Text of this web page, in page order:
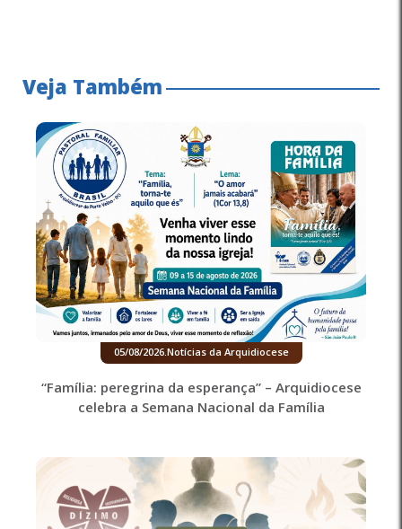
Veja Também
05/08/2026. Notícias da Arquidiocese
“Família: peregrina da esperança” – Arquidiocese
celebra a Semana Nacional da Família